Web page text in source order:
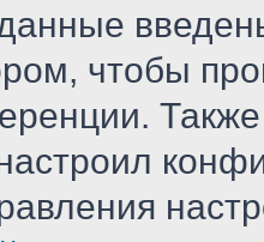
чтобы